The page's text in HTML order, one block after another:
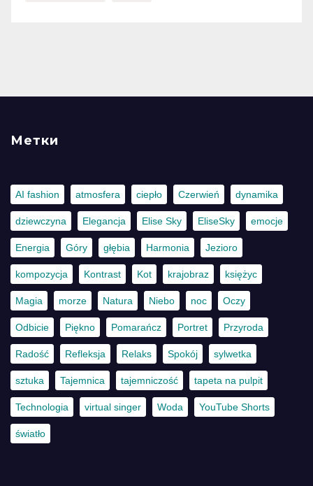
Метки
AI fashion atmosfera ciepło Czerwień dynamika
dziewczyna Elegancja Elise Sky EliseSky emocje
Energia Góry głębia Harmonia Jezioro
kompozycja Kontrast Kot krajobraz księżyc
Magia morze Natura Niebo noc Oczy
Odbicie Piękno Pomarańcz Portret Przyroda
Radość Refleksja Relaks Spokój sylwetka
sztuka Tajemnica tajemniczość tapeta na pulpit
Technologia virtual singer Woda YouTube Shorts
światło